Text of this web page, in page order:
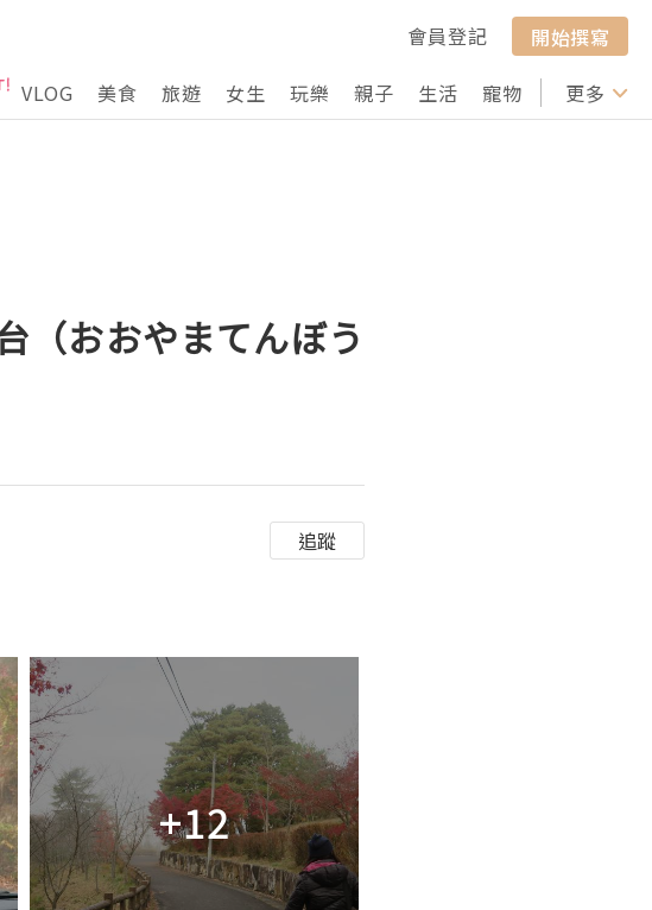
會員登記
開始撰寫
VLOG 美食 旅遊 女生 玩樂 親子 生活 寵物 行山 打卡
更多
（おおやまてんぼう
追蹤
+12